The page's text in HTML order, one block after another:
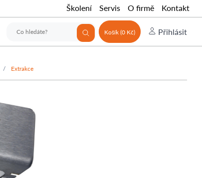
Školení Servis O firmě Kontakt
Košík (0 Kč) Přihlásit
Extrakce